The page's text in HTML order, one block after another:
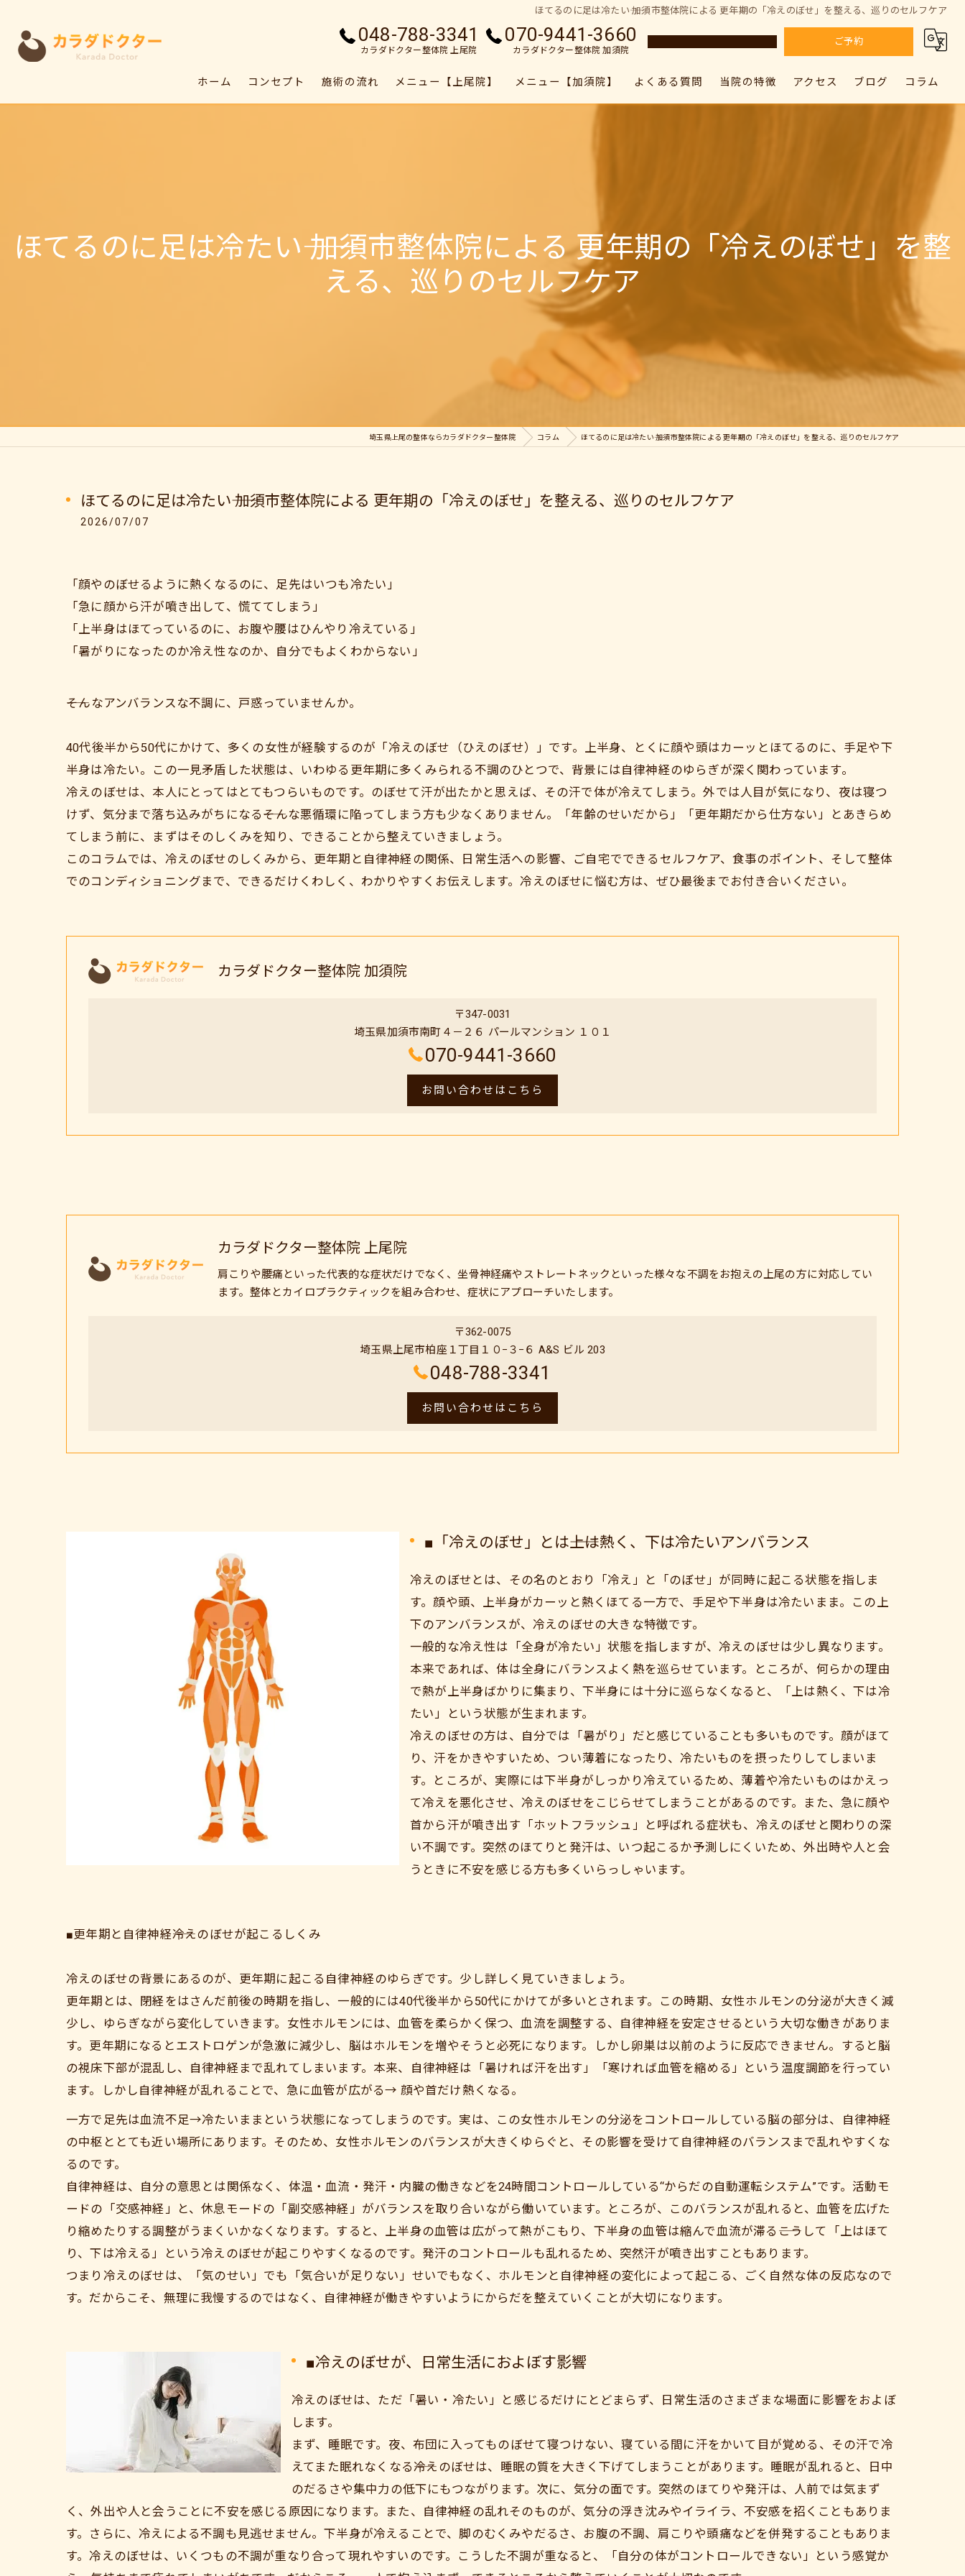
ほてるのに足は冷たい―― 加須市整体院による 更年期の「冷えのぼせ」を整える、巡りのセルフケア
048-788-3341
カラダドクター整体院 上尾院
070-9441-3660
カラダドクター整体院 加須院
ご予約
ホーム コンセプト 施術の流れ メニュー【上尾院】 メニュー【加須院】 よくある質問 当院の特徴
姿勢矯正
アクセス ブログ コラム
ほてるのに足は冷たい―― 加須市整体院による 更年期の「冷えのぼせ」を整
える、巡りのセルフケア
埼玉県上尾の整体ならカラダドクター整体院 コラム ほてるのに足は冷たい―― 加須市整体院による 更年期の「冷えのぼせ」を整える、巡りのセルフケア
ほてるのに足は冷たい―― 加須市整体院による 更年期の「冷えのぼせ」を整える、巡りのセルフケア
2026/07/07
「顔やのぼせるように熱くなるのに、足先はいつも冷たい」
「急に顔から汗が噴き出して、慌ててしまう」
「上半身はほてっているのに、お腹や腰はひんやり冷えている」
「暑がりになったのか冷え性なのか、自分でもよくわからない」
――そんなアンバランスな不調に、戸惑っていませんか。
40代後半から50代にかけて、多くの女性が経験するのが「冷えのぼせ（ひえのぼせ）」です。上半身、とくに顔や頭はカーッとほてるのに、手足や下
半身は冷たい。この一見矛盾した状態は、いわゆる更年期に多くみられる不調のひとつで、背景には自律神経のゆらぎが深く関わっています。
冷えのぼせは、本人にとってはとてもつらいものです。のぼせて汗が出たかと思えば、その汗で体が冷えてしまう。外では人目が気になり、夜は寝つ
けず、気分まで落ち込みがちになる――そんな悪循環に陥ってしまう方も少なくありません。「年齢のせいだから」「更年期だから仕方ない」とあきらめ
てしまう前に、まずはそのしくみを知り、できることから整えていきましょう。
このコラムでは、冷えのぼせのしくみから、更年期と自律神経の関係、日常生活への影響、ご自宅でできるセルフケア、食事のポイント、そして整体
でのコンディショニングまで、できるだけくわしく、わかりやすくお伝えします。冷えのぼせに悩む方は、ぜひ最後までお付き合いください。
カラダドクター整体院 加須院
〒347-0031
埼玉県加須市南町４－２６ パールマンション １０１
070-9441-3660
お問い合わせはこちら
カラダドクター整体院 上尾院
肩こりや腰痛といった代表的な症状だけでなく、坐骨神経痛やストレートネックといった様々な不調をお抱えの上尾の方に対応してい
ます。整体とカイロプラクティックを組み合わせ、症状にアプローチいたします。
〒362-0075
埼玉県上尾市柏座１丁目１０−３−６ A&S ビル 203
048-788-3341
お問い合わせはこちら
■「冷えのぼせ」とは――上は熱く、下は冷たいアンバランス
冷えのぼせとは、その名のとおり「冷え」と「のぼせ」が同時に起こる状態を指しま
す。顔や頭、上半身がカーッと熱くほてる一方で、手足や下半身は冷たいまま。この上
下のアンバランスが、冷えのぼせの大きな特徴です。
一般的な冷え性は「全身が冷たい」状態を指しますが、冷えのぼせは少し異なります。
本来であれば、体は全身にバランスよく熱を巡らせています。ところが、何らかの理由
で熱が上半身ばかりに集まり、下半身には十分に巡らなくなると、「上は熱く、下は冷
たい」という状態が生まれます。
冷えのぼせの方は、自分では「暑がり」だと感じていることも多いものです。顔がほて
り、汗をかきやすいため、つい薄着になったり、冷たいものを摂ったりしてしまいま
す。ところが、実際には下半身がしっかり冷えているため、薄着や冷たいものはかえっ
て冷えを悪化させ、冷えのぼせをこじらせてしまうことがあるのです。また、急に顔や
首から汗が噴き出す「ホットフラッシュ」と呼ばれる症状も、冷えのぼせと関わりの深
い不調です。突然のほてりと発汗は、いつ起こるか予測しにくいため、外出時や人と会
うときに不安を感じる方も多くいらっしゃいます。
■更年期と自律神経――冷えのぼせが起こるしくみ
冷えのぼせの背景にあるのが、更年期に起こる自律神経のゆらぎです。少し詳しく見ていきましょう。
更年期とは、閉経をはさんだ前後の時期を指し、一般的には40代後半から50代にかけてが多いとされます。この時期、女性ホルモンの分泌が大きく減
少し、ゆらぎながら変化していきます。女性ホルモンには、血管を柔らかく保つ、血流を調整する、自律神経を安定させるという大切な働きがありま
す。更年期になるとエストロゲンが急激に減少し、脳はホルモンを増やそうと必死になります。しかし卵巣は以前のように反応できません。すると脳
の視床下部が混乱し、自律神経まで乱れてしまいます。本来、自律神経は「暑ければ汗を出す」「寒ければ血管を縮める」という温度調節を行ってい
ます。しかし自律神経が乱れることで、急に血管が広がる→ 顔や首だけ熱くなる。
一方で足先は血流不足→冷たいままという状態になってしまうのです。実は、この女性ホルモンの分泌をコントロールしている脳の部分は、自律神経
の中枢ととても近い場所にあります。そのため、女性ホルモンのバランスが大きくゆらぐと、その影響を受けて自律神経のバランスまで乱れやすくな
るのです。
自律神経は、自分の意思とは関係なく、体温・血流・発汗・内臓の働きなどを24時間コントロールしている“からだの自動運転システム”です。活動モ
ードの「交感神経」と、休息モードの「副交感神経」がバランスを取り合いながら働いています。ところが、このバランスが乱れると、血管を広げた
り縮めたりする調整がうまくいかなくなります。すると、上半身の血管は広がって熱がこもり、下半身の血管は縮んで血流が滞る――こうして「上はほて
り、下は冷える」という冷えのぼせが起こりやすくなるのです。発汗のコントロールも乱れるため、突然汗が噴き出すこともあります。
つまり冷えのぼせは、「気のせい」でも「気合いが足りない」せいでもなく、ホルモンと自律神経の変化によって起こる、ごく自然な体の反応なので
す。だからこそ、無理に我慢するのではなく、自律神経が働きやすいようにからだを整えていくことが大切になります。
■冷えのぼせが、日常生活におよぼす影響
冷えのぼせは、ただ「暑い・冷たい」と感じるだけにとどまらず、日常生活のさまざまな場面に影響をおよぼ
します。
まず、睡眠です。夜、布団に入ってものぼせて寝つけない、寝ている間に汗をかいて目が覚める、その汗で冷
えてまた眠れなくなる――冷えのぼせは、睡眠の質を大きく下げてしまうことがあります。睡眠が乱れると、日中
のだるさや集中力の低下にもつながります。次に、気分の面です。突然のほてりや発汗は、人前では気まず
く、外出や人と会うことに不安を感じる原因になります。また、自律神経の乱れそのものが、気分の浮き沈みやイライラ、不安感を招くこともありま
す。さらに、冷えによる不調も見逃せません。下半身が冷えることで、脚のむくみやだるさ、お腹の不調、肩こりや頭痛などを併発することもありま
す。冷えのぼせは、いくつもの不調が重なり合って現れやすいのです。こうした不調が重なると、「自分の体がコントロールできない」という感覚か
ご予約はこちら